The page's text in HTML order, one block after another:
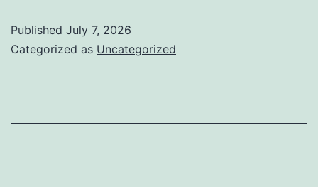
Published July 7, 2026
Categorized as Uncategorized